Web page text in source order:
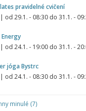
pravidelné cvičení
| od 29.1. - 08:30 do 31.1. -
Energy
| od 24.1. - 19:00 do 31.1. -
jóga Bystrc
| od 24.1. - 08:30 do 31.1. -
minulé (7)